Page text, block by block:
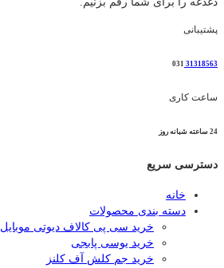
پشتیبانی
31318563
031
ساعت کاری
24 ساعته شبانه روز
دسترسی سریع
خانه
دسته بندی محصولات
خرید سی پی کالاف دیوتی موبایل
خرید یوسی پابجی
خرید جم کلش آف کلنز